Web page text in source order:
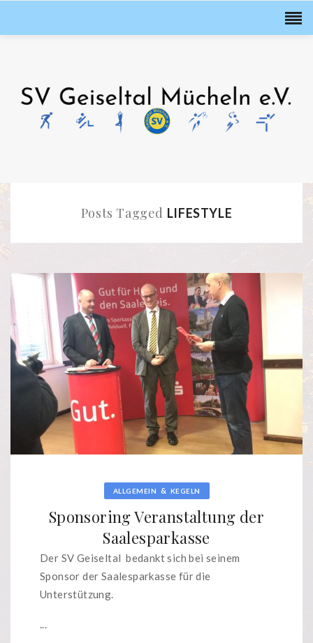
Posts Tagged LIFESTYLE
ALLGEMEIN & KEGELN
Sponsoring Veranstaltung der
Saalesparkasse
Der SV Geiseltal bedankt sich bei seinem
Sponsor der Saalesparkasse für die
Unterstützung.
...